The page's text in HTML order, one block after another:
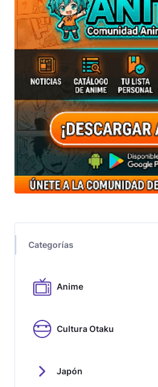
Categorías
Anime
Cultura Otaku
Japón